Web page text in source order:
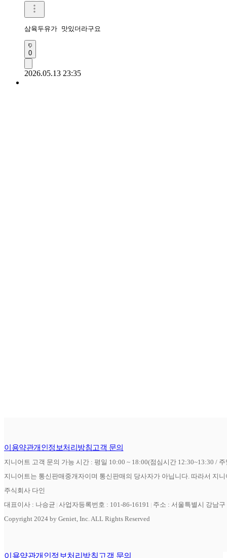
삼육두유가 맛있더라구요
0
2026.05.13 23:35
이용약관개인정보처리방침고객 문의
지니어트 고객 문의 가능 시간 : 평일 10:00 ~ 18:00(점심시간 12:30~13:30 /
지니어트는 통신판매중개자이며 통신판매의 당사자가 아닙니다. 따라서 지
주식회사 다인
대표이사 : 나승균 사업자등록번호 : 101-86-16191
주소 : 서울특별시 강남
Copyright 2024 by Geniet, Inc. ALL Rights Reserved
이용약관개인정보처리방침고객 문의